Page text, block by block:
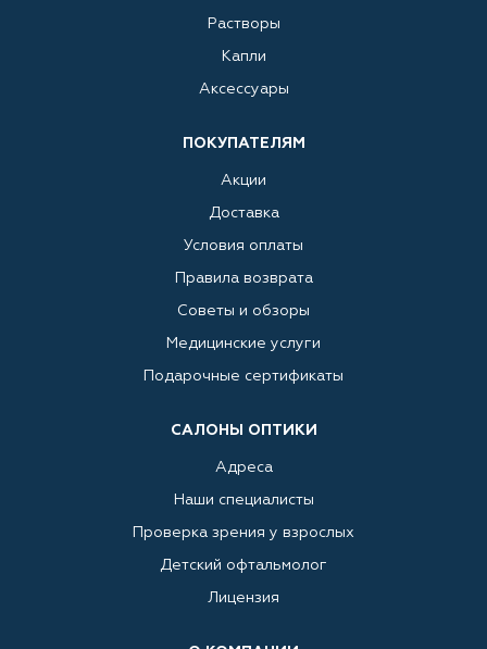
Растворы
Капли
Аксессуары
ПОКУПАТЕЛЯМ
Акции
Доставка
Условия оплаты
Правила возврата
Советы и обзоры
Медицинские услуги
Подарочные сертификаты
САЛОНЫ ОПТИКИ
Адреса
Наши специалисты
Проверка зрения у взрослых
Детский офтальмолог
Лицензия